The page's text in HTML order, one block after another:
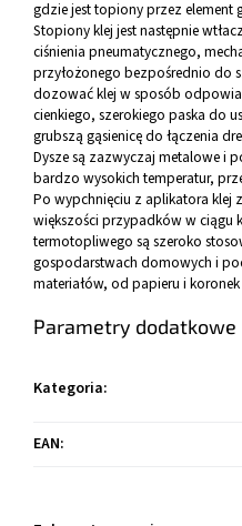
gdzie jest topiony przez element
Stopiony klej jest następnie
ciśnienia pneumatycznego,
przyłożonego bezpośrednio do
dozować klej w sposób
cienkiego, szerokiego paska do
grubszą gąsienicę do łączenia
Dysze są zazwyczaj metalowe i
bardzo wysokich temperatur,
Po wypchnięciu z aplikatora klej
większości przypadków w ciągu
termotopliwego są szeroko
gospodarstwach domowych i
materiałów, od papieru i
Parametry dodatkowe
Kategoria:
EAN: